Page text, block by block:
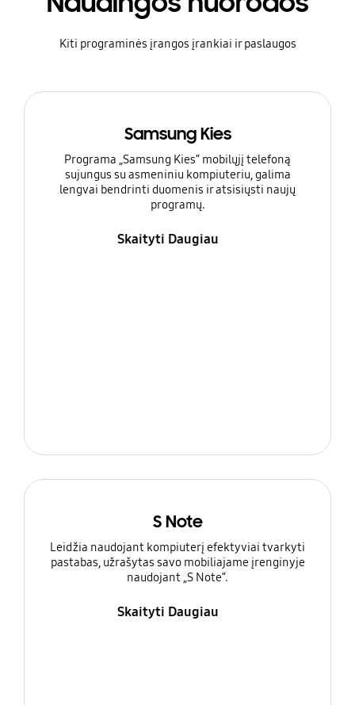
Kiti programinės įrangos įrankiai ir paslaugos
Samsung Kies
Programa „Samsung Kies“ mobilųjį telefoną
sujungus su asmeniniu kompiuteriu, galima
lengvai bendrinti duomenis ir atsisiųsti naujų
programų.
Skaityti Daugiau
S Note
Leidžia naudojant kompiuterį efektyviai tvarkyti
pastabas, užrašytas savo mobiliajame įrenginyje
naudojant „S Note“.
Skaityti Daugiau